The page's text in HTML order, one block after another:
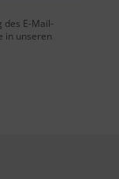
des E-Mail-
in unseren